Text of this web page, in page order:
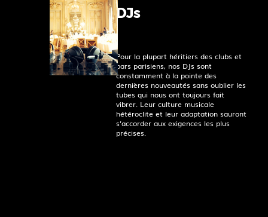
DJs
Pour la plupart héritiers des clubs et
bars parisiens, nos DJs sont
constamment à la pointe des
dernières nouveautés sans oublier les
tubes qui nous ont toujours fait
vibrer. Leur culture musicale
hétéroclite et leur adaptation sauront
s’accorder aux exigences les plus
précises.